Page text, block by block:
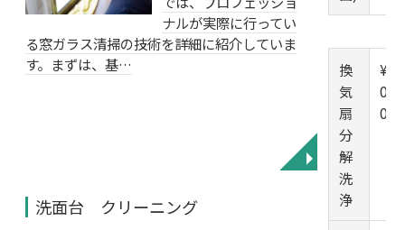
ナルが実際に行ってい
る窓ガラス清掃の技術を詳細に紹介していま
す。まずは、基…
◥
洗面台 クリーニング
換
気
扇
分
解
洗
浄
¥6,
00
0-